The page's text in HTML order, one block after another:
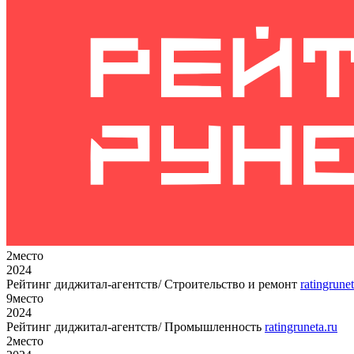
2место
2024
Рейтинг диджитал-агентств/ Строительство и ремонт
9место
2024
Рейтинг диджитал-агентств/ Промышленность ratingruneta.ru
2место